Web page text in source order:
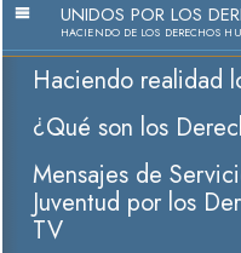
UNIDOS POR LOS
HACIENDO DE LOS DERECHOS
Haciendo realidad
¿Qué son los
Mensajes de
Juventud por los
TV